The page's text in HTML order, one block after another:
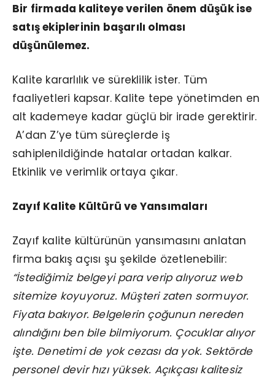
Bir firmada kaliteye verilen önem düşük ise
satış ekiplerinin başarılı olması
düşünülemez.
Kalite kararlılık ve süreklilik ister. Tüm
faaliyetleri kapsar. Kalite tepe yönetimden en
alt kademeye kadar güçlü bir irade gerektirir.
A’dan Z’ye tüm süreçlerde iş
sahiplenildiğinde hatalar ortadan kalkar.
Etkinlik ve verimlik ortaya çıkar.
Zayıf Kalite Kültürü ve Yansımaları
Zayıf kalite kültürünün yansımasını anlatan
firma bakış açısı şu şekilde özetlenebilir:
“İstediğimiz belgeyi para verip alıyoruz web
sitemize koyuyoruz. Müşteri zaten sormuyor.
Fiyata bakıyor. Belgelerin çoğunun nereden
alındığını ben bile bilmiyorum. Çocuklar alıyor
işte. Denetimi de yok cezası da yok. Sektörde
personel devir hızı yüksek. Açıkçası kalitesiz